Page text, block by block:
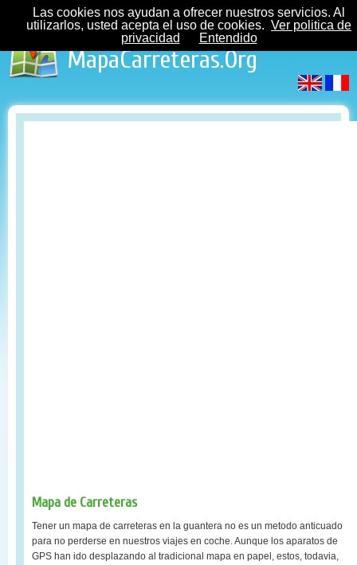
MapaCarreteras.Org
Mapa de Carreteras
Tener un mapa de carreteras en la guantera no es un metodo anticuado
para no perderse en nuestros viajes en coche. Aunque los aparatos de
GPS han ido desplazando al tradicional mapa en papel, estos, todavia,
Las cookies nos ayudan a ofrecer nuestros servicios. Al
utilizarlos, usted acepta el uso de cookies. Ver politica de
privacidad
Entendido